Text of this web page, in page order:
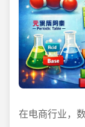
在电商行业，